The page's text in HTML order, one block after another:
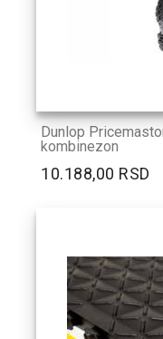
Dunlop
kombinezon
10.188,00 RSD